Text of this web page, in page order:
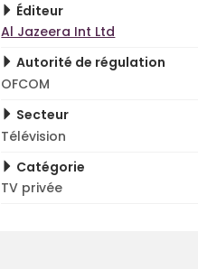
Éditeur
Al Jazeera Int Ltd
Autorité de régulation
OFCOM
Secteur
Télévision
Catégorie
TV privée